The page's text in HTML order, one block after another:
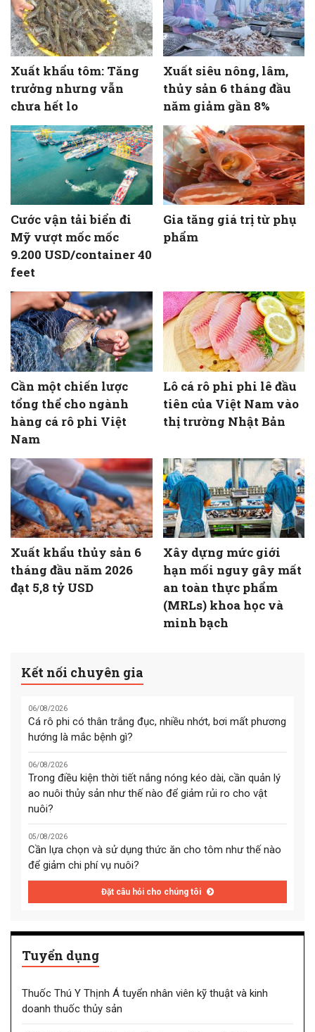
Xuất khẩu tôm: Tăng
trưởng nhưng vẫn
chưa hết lo
Xuất siêu nông, lâm,
thủy sản 6 tháng đầu
năm giảm gần 8%
Cước vận tải biển đi
Mỹ vượt mốc mốc
9.200 USD/container 40
feet
Gia tăng giá trị từ phụ
phẩm
Cần một chiến lược
tổng thể cho ngành
hàng cá rô phi Việt
Nam
Lô cá rô phi phi lê đầu
tiên của Việt Nam vào
thị trường Nhật Bản
Xuất khẩu thủy sản 6
tháng đầu năm 2026
đạt 5,8 tỷ USD
Xây dựng mức giới
hạn mối nguy gây mất
an toàn thực phẩm
(MRLs) khoa học và
minh bạch
Kết nối chuyên gia
06/08/2026
Cá rô phi có thân trắng đục, nhiều nhớt, bơi mất phương
hướng là mắc bệnh gì?
06/08/2026
Trong điều kiện thời tiết nắng nóng kéo dài, cần quản lý
ao nuôi thủy sản như thế nào để giảm rủi ro cho vật
nuôi?
05/08/2026
Cần lựa chọn và sử dụng thức ăn cho tôm như thế nào
để giảm chi phí vụ nuôi?
Đặt câu hỏi cho chúng tôi
Tuyển dụng
Thuốc Thú Y Thịnh Á tuyển nhân viên kỹ thuật và kinh
doanh thuốc thủy sản